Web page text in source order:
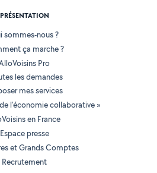
PRÉSENTATION
sommes-nous ?
ça marche ?
Pro
les demandes
mes services
l'économie collaborative »
en France
Espace presse
et Grands Comptes
Recrutement